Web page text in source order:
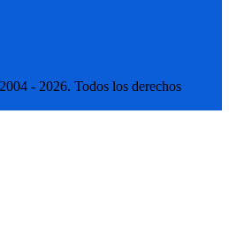
- 2026. Todos los derechos